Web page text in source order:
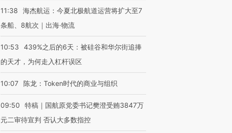
11:38
海杰航运：今夏北极航道运营将扩大至7
条船、8航次｜出海·物流
10:53
439%之后的6天：被硅谷和华尔街追捧
的天才，为何走入杠杆误区
10:07 陈龙：Token时代的商业与组织
09:50
特稿｜国航原党委书记樊澄受贿3847万
元二审待宣判 否认大多数指控